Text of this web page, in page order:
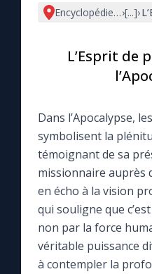
La newsletter
La vidéo de la semaine
Le magazine
Le site internet
Questions-réponses
Prier au quotidien
Encyclopédie mariale
›[...]›
L’Esprit de
Dans l’Apocalypse,
symbolisent la
témoignant de sa
missionnaire auprès
en écho à la vision
qui souligne que
non par la force
véritable puissance
à contempler la